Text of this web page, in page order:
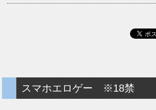
スマホエロゲー ※18禁